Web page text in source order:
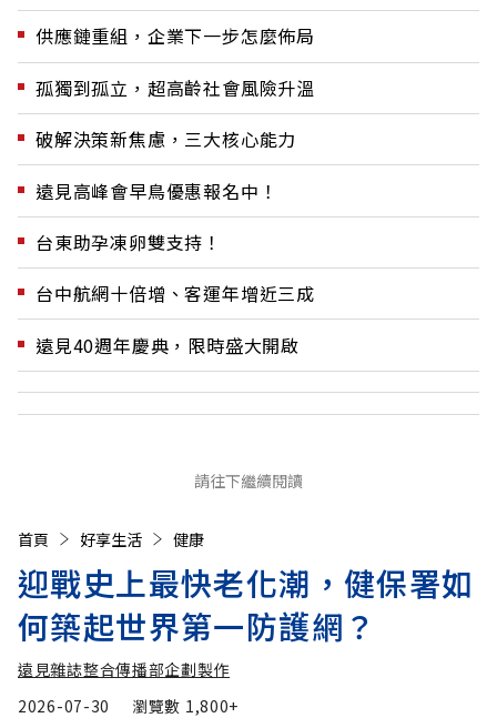
供應鏈重組，企業下一步怎麼佈局
孤獨到孤立，超高齡社會風險升溫
破解決策新焦慮，三大核心能力
遠見高峰會早鳥優惠報名中！
台東助孕凍卵雙支持！
台中航網十倍增、客運年增近三成
遠見40週年慶典，限時盛大開啟
請往下繼續閱讀
首頁 好享生活 健康
迎戰史上最快老化潮，健保署如
何築起世界第一防護網？
遠見雜誌整合傳播部企劃製作
2026-07-30
瀏覽數 1,800+